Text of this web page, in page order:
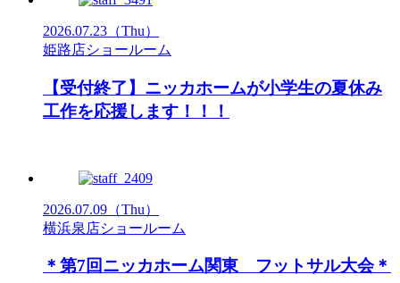
2026.07.23 （Thu）
姫路店ショールーム
【受付終了】ニッカホームが小学生の夏休み
工作を応援します！！！
2026.07.09 （Thu）
横浜泉店ショールーム
＊第7回ニッカホーム関東 フットサル大会＊